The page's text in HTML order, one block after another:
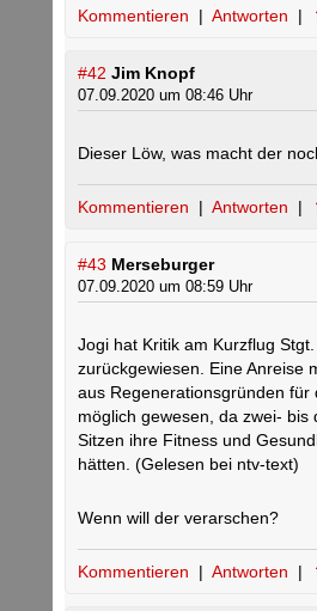
Kommentieren | Antworten |
#42 Jim Knopf
07.09.2020 um 08:46 Uhr
Dieser Löw, was macht der
Kommentieren | Antworten |
#43 Merseburger
07.09.2020 um 08:59 Uhr
Jogi hat Kritik am Kurzflug
zurückgewiesen. Eine Anreise
aus Regenerationsgründen für
möglich gewesen, da zwei- bis
Sitzen ihre Fitness und
hätten. (Gelesen bei ntv-text)
Wenn will der verarschen?
Kommentieren | Antworten |